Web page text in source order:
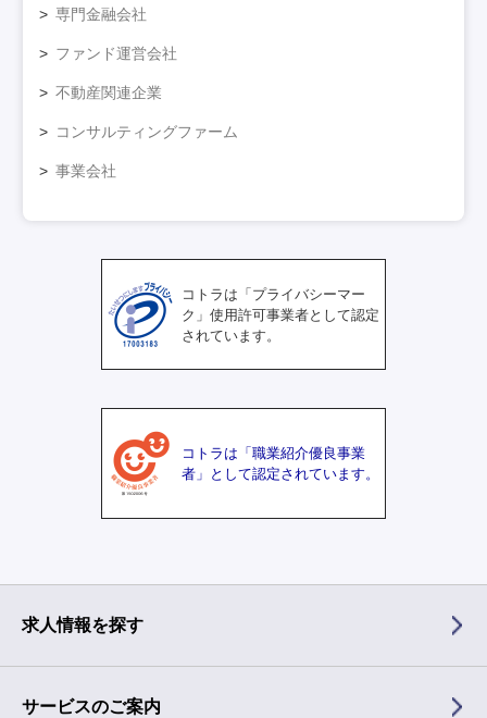
専門金融会社
ファンド運営会社
不動産関連企業
コンサルティングファーム
事業会社
コトラは「職業紹介優良事業
者」として認定されています。
コトラは「プライバシーマー
ク」使用許可事業者として認定
されています。
求人情報を探す
サービスのご案内